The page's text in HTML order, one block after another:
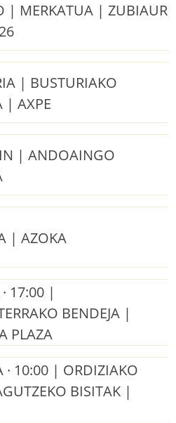
| MERKATUA | ZUBIAUR
| BUSTURIAKO
| AXPE
| ANDOAINGO
| AZOKA
17:00 |
BENDEJA |
PLAZA
· 10:00 | ORDIZIAKO
BISITAK |